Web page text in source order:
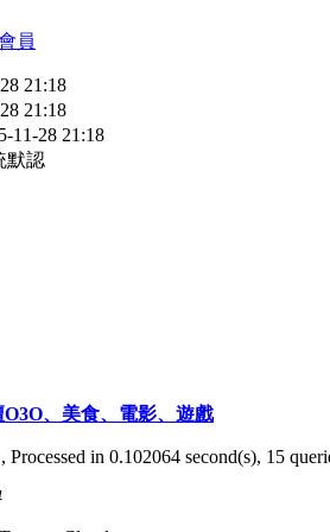
員
21:18
21:18
11-28 21:18
默認
O3O、美食、電影、遊戲
, Processed in 0.102064 second(s), 15